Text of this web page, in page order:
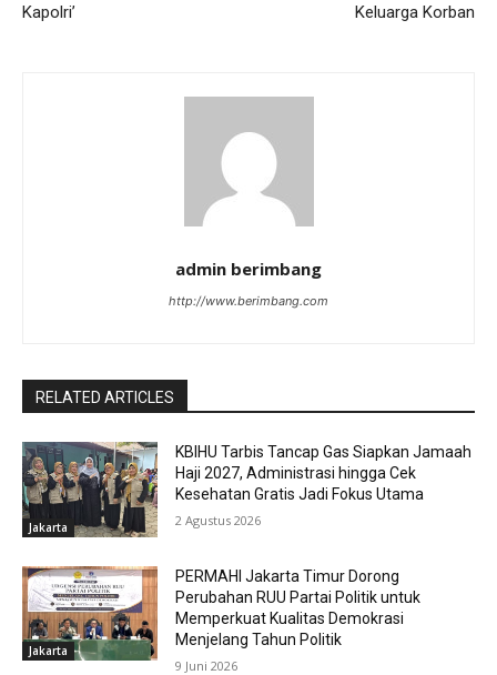
Kapolri’
Keluarga Korban
admin berimbang
http://www.berimbang.com
RELATED ARTICLES
Jakarta
KBIHU Tarbis Tancap Gas Siapkan Jamaah
Haji 2027, Administrasi hingga Cek
Kesehatan Gratis Jadi Fokus Utama
2 Agustus 2026
Jakarta
PERMAHI Jakarta Timur Dorong
Perubahan RUU Partai Politik untuk
Memperkuat Kualitas Demokrasi
Menjelang Tahun Politik
9 Juni 2026